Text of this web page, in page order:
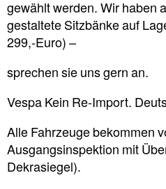
gewählt werden. Wir haben
gestaltete Sitzbänke auf
299,-Euro) –
sprechen sie uns gern an.
Vespa Kein Re-Import.
Alle Fahrzeuge bekommen
Ausgangsinspektion mit
Dekrasiegel).